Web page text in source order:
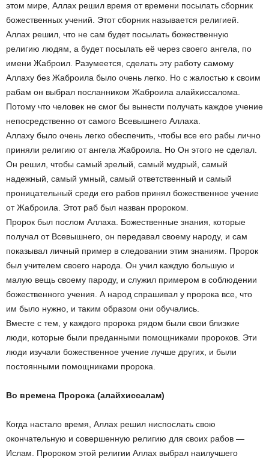
этом мире, Аллах решил время от времени посылать сборник
божественных учений. Этот сборник называется религией.
Аллах решил, что не сам будет посылать божественную
религию людям, а будет посылать её через своего ангела, по
имени Жаброил. Разумеется, сделать эту работу самому
Аллаху без Жаброила было очень легко. Но с жалостью к своим
рабам он выбрал посланником Жаброила алайхиссалома.
Потому что человек не смог бы вынести получать каждое учение
непосредственно от самого Всевышнего Аллаха.
Аллаху было очень легко обеспечить, чтобы все его рабы лично
приняли религию от ангела Жаброила. Но Он этого не сделал.
Он решил, чтобы самый зрелый, самый мудрый, самый
надежный, самый умный, самый ответственный и самый
проницательный среди его рабов принял божественное учение
от Жаброила. Этот раб был назван пророком.
Пророк был послом Аллаха. Божественные знания, которые
получал от Всевышнего, он передавал своему народу, и сам
показывал личный пример в следовании этим знаниям. Пророк
был учителем своего народа. Он учил каждую большую и
малую вещь своему пароду, и служил примером в соблюдении
божественного учения. А народ спрашивал у пророка все, что
им было нужно, и таким образом они обучались.
Вместе с тем, у каждого пророка рядом были свои близкие
люди, которые были преданными помощниками пророков. Эти
люди изучали божественное учение лучше других, и были
постоянными помощниками пророка.
Во времена Пророка (алайхиссалам)
Когда настало время, Аллах решил ниспослать свою
окончательную и совершенную религию для своих рабов —
Ислам. Пророком этой религии Аллах выбрал наилучшего